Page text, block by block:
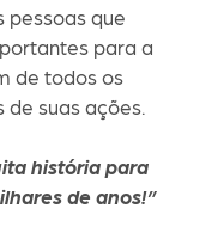
pessoas que
para a
de todos os
suas ações.
história para
de anos!”